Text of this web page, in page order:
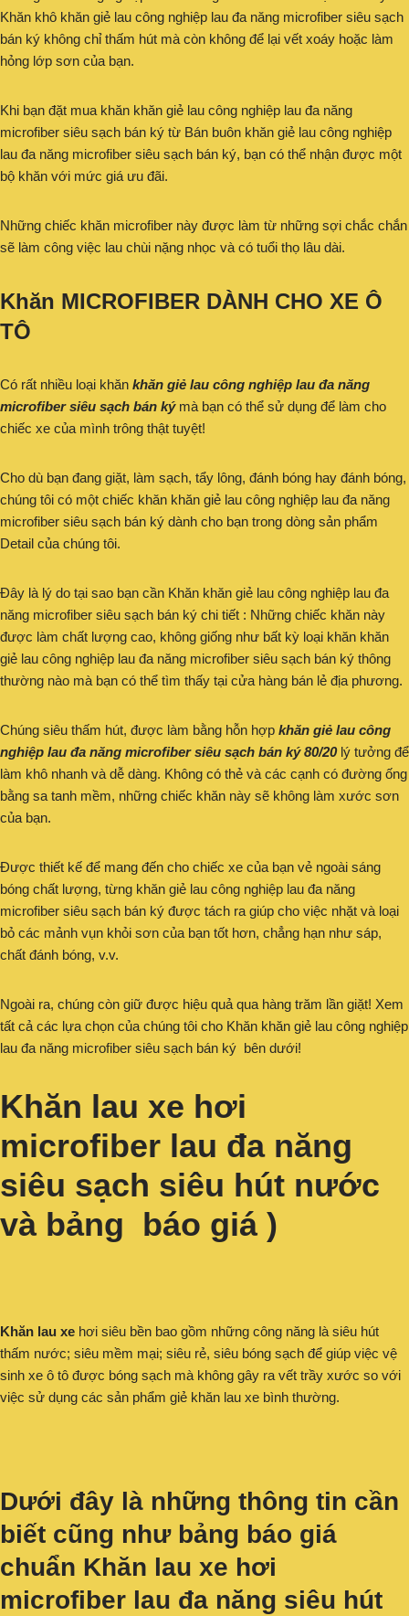
Khăn khô khăn giẻ lau công nghiệp lau đa năng microfiber siêu sạch
bán ký không chỉ thấm hút mà còn không để lại vết xoáy hoặc làm
hỏng lớp sơn của bạn.
Khi bạn đặt mua khăn khăn giẻ lau công nghiệp lau đa năng
microfiber siêu sạch bán ký từ Bán buôn khăn giẻ lau công nghiệp
lau đa năng microfiber siêu sạch bán ký, bạn có thể nhận được một
bộ khăn với mức giá ưu đãi.
Những chiếc khăn microfiber này được làm từ những sợi chắc chắn
sẽ làm công việc lau chùi nặng nhọc và có tuổi thọ lâu dài.
Khăn MICROFIBER DÀNH CHO XE Ô
TÔ
Có rất nhiều loại khăn khăn giẻ lau công nghiệp lau đa năng
microfiber siêu sạch bán kýmà bạn có thể sử dụng để làm cho
chiếc xe của mình trông thật tuyệt!
Cho dù bạn đang giặt, làm sạch, tẩy lông, đánh bóng hay đánh bóng,
chúng tôi có một chiếc khăn khăn giẻ lau công nghiệp lau đa năng
microfiber siêu sạch bán ký dành cho bạn trong dòng sản phẩm
Detail của chúng tôi.
Đây là lý do tại sao bạn cần Khăn khăn giẻ lau công nghiệp lau đa
năng microfiber siêu sạch bán ký chi tiết : Những chiếc khăn này
được làm chất lượng cao, không giống như bất kỳ loại khăn khăn
giẻ lau công nghiệp lau đa năng microfiber siêu sạch bán ký thông
thường nào mà bạn có thể tìm thấy tại cửa hàng bán lẻ địa phương.
Chúng siêu thấm hút, được làm bằng hỗn hợp khăn giẻ lau công
nghiệp lau đa năng microfiber siêu sạch bán ký 80/20 lý tưởng để
làm khô nhanh và dễ dàng. Không có thẻ và các cạnh có đường ống
bằng sa tanh mềm, những chiếc khăn này sẽ không làm xước sơn
của bạn.
Được thiết kế để mang đến cho chiếc xe của bạn vẻ ngoài sáng
bóng chất lượng, từng khăn giẻ lau công nghiệp lau đa năng
microfiber siêu sạch bán ký được tách ra giúp cho việc nhặt và loại
bỏ các mảnh vụn khỏi sơn của bạn tốt hơn, chẳng hạn như sáp,
chất đánh bóng, v.v.
Ngoài ra, chúng còn giữ được hiệu quả qua hàng trăm lần giặt! Xem
tất cả các lựa chọn của chúng tôi cho Khăn khăn giẻ lau công nghiệp
lau đa năng microfiber siêu sạch bán ký bên dưới!
Khăn lau xe hơi
microfiber lau đa năng
siêu sạch siêu hút nước
và bảng báo giá )
Khăn lau xe hơi siêu bền bao gồm những công năng là siêu hút
thấm nước; siêu mềm mại; siêu rẻ, siêu bóng sạch để giúp việc vệ
sinh xe ô tô được bóng sạch mà không gây ra vết trầy xước so với
việc sử dụng các sản phẩm giẻ khăn lau xe bình thường.
Dưới đây là những thông tin cần
biết cũng như bảng báo giá
chuẩn Khăn lau xe hơi
microfiber lau đa năng siêu hút